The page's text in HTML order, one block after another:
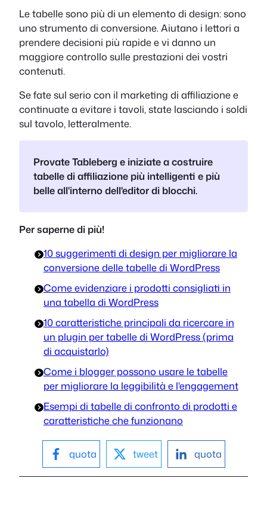
Le tabelle sono più di un elemento di design: sono
uno strumento di conversione. Aiutano i lettori a
prendere decisioni più rapide e vi danno un
maggiore controllo sulle prestazioni dei vostri
contenuti.
Se fate sul serio con il marketing di affiliazione e
continuate a evitare i tavoli, state lasciando i soldi
sul tavolo, letteralmente.
Provate Tableberg e iniziate a costruire
tabelle di affiliazione più intelligenti e più
belle all'interno dell'editor di blocchi.
Per saperne di più!
10 suggerimenti di design per migliorare la
conversione delle tabelle di WordPress
Come evidenziare i prodotti consigliati in
una tabella di WordPress
10 caratteristiche principali da ricercare in
un plugin per tabelle di WordPress (prima
di acquistarlo)
Come i blogger possono usare le tabelle
per migliorare la leggibilità e l'engagement
Esempi di tabelle di confronto di prodotti e
caratteristiche che funzionano
quota tweet quota